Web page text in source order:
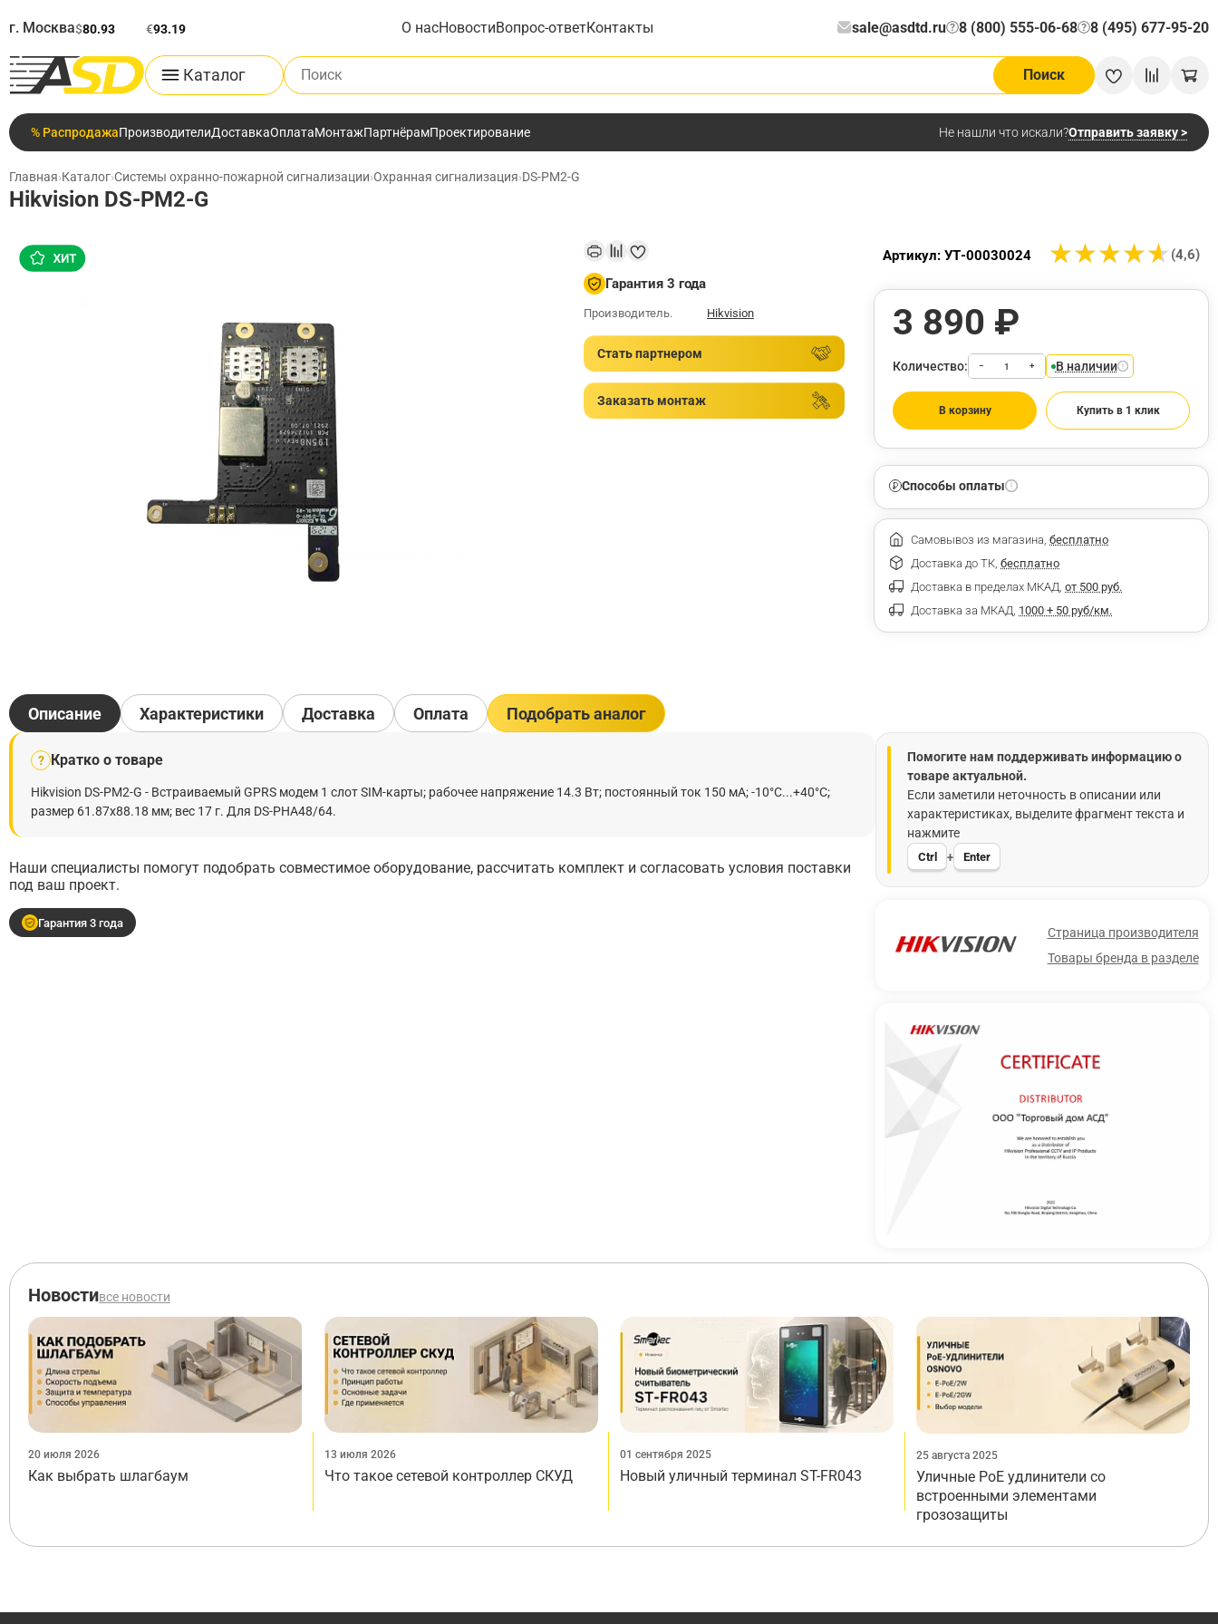
г. Москва$80.93 €93.19 О насНовостиВопрос-ответКонтакты sale@asdtd.ru 8 (800) 555-06-68
? 8 (495) 677-95-20
?
Каталог
Поиск по каталогу
Поиск
% РаспродажаПроизводителиДоставкаОплатаМонтажПартнёрамПроектирование Не нашли что искали?Отправить заявку >
Главная›Каталог›Системы охранно-пожарной сигнализации›Охранная сигнализация›DS-PM2-G
Hikvision DS-PM2-G
Гарантия 3 года
Производитель. Hikvision
Стать партнером
Заказать монтаж
★★★★★
★★★★★ (4,6)
Артикул: УТ-00030024
3 890 ₽
Количество: − + В наличии
В корзину Купить в 1 клик
Способы оплаты
Самовывоз из магазина, бесплатно
Доставка до ТК, бесплатно
Доставка в пределах МКАД, от 500 руб.
Доставка за МКАД, 1000 + 50 руб/км.
Описание
? Кратко о товаре
Hikvision DS-PM2-G - Встраиваемый GPRS модем 1 слот SIM-карты; рабочее напряжение 14.3 Вт; постоянный ток 150 мА; -10°C...+40°C;
размер 61.87х88.18 мм; вес 17 г. Для DS-PHA48/64.
Наши специалисты помогут подобрать совместимое оборудование, рассчитать комплект и согласовать условия поставки
под ваш проект.
Гарантия 3 года
Помогите нам поддерживать информацию о
товаре актуальной.
Если заметили неточность в описании или
характеристиках, выделите фрагмент текста и
нажмите
Ctrl + Enter
Страница производителя
Товары бренда в разделе
Характеристики Доставка Оплата Подобрать аналог
Новостивсе новости
20 июля 2026
Как выбрать шлагбаум
13 июля 2026
Что такое сетевой контроллер СКУД
01 сентября 2025
Новый уличный терминал ST-FR043
25 августа 2025
Уличные PoE удлинители со
встроенными элементами
грозозащиты